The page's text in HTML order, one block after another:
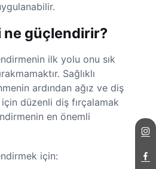
ne güçlendirir?
ilk yolu onu sık
Sağlıklı
ardından ağız ve diş
için düzenli diş fırçalamak
en önemli
için: